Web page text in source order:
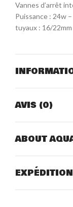
Vannes d’arrêt
Puissance : 24w
tuyaux : 16/
AVIS (0)
ABOUT